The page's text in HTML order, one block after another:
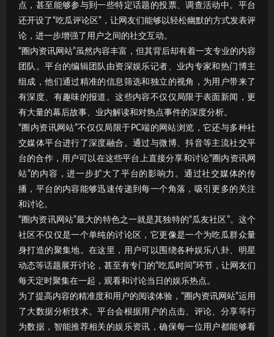
点，甚至能够参与到一些特定话题的投票、调查活动中。平台
还开设了“吃瓜评论区”，让网友们能够以轻松幽默的方式发表评
论，进一步增强了用户之间的社交互动。
“圈内资讯网站”虽然内容丰富，但其背后却有着一支专业的内容
团队。平台的编辑团队由资深娱乐记者、业内专家和热门博主
组成，他们通过精准的信息筛选和独立的视角，为用户带来了
有深度、有趣味的报道。这些内容不仅仅局限于表面新闻，更
有大量的幕后故事、业内解读和对热点事件的深度分析。
“圈内资讯网站”不仅仅局限于PC端的网站浏览，它还与多种社
交媒体平台进行了深度融合。通过与微博、抖音等主流社交平
台的合作，用户可以在这些平台上直接分享和讨论“圈内资讯网
站”的内容，进一步扩大了平台的影响力。通过社交媒体的传
播，平台的内容能够迅速传递到每一个角落，吸引更多的关注
和讨论。
“圈内资讯网站”最大的特色之一就是其独特的“瓜友社区”。这个
社区不仅仅是一个单纯的讨论区，它更像是一个为吃瓜群众量
身打造的聚集地。在这里，用户可以围绕各种娱乐八卦、明星
动态等话题展开讨论，甚至有专门的“吃瓜时间”环节，让网友们
每天定时聚集在一起，观看和讨论当日的娱乐热点。
为了提高内容的精准度和用户的阅读体验，“圈内资讯网站”运用
了大数据分析技术。平台会根据用户的点击、评论、分享等行
为数据，智能推荐相关的娱乐资讯，确保每一位用户都能够看